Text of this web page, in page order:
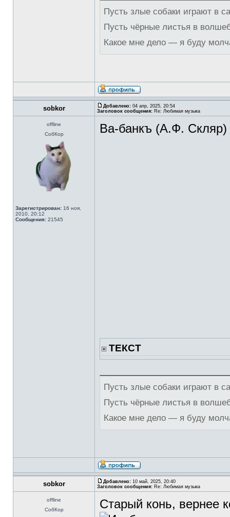
Пусть злые собаки играют в
Пусть чёрные листья в
Какое мне дело — я буду
sobkor Добавлено: 04 апр, 2025, 20:54
Заголовок сообщения: Re: Любимая музыка
offline
СобКор
Зарегистрирован: 16 ноя,
2010, 20:12
Сообщения: 21545
Ва-банкъ (А.Ф.
ТЕКСТ
Пусть злые собаки играют в
Пусть чёрные листья в
Какое мне дело — я буду
sobkor Добавлено: 10 май, 2025, 20:40
Заголовок сообщения: Re: Любимая музыка
offline
СобКор
Старый конь, вернее